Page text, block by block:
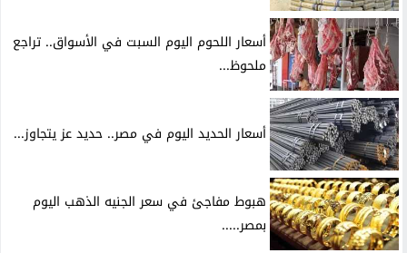
أسعار اللحوم اليوم السبت في الأسواق.. تراجع
ملحوظ...
أسعار الحديد اليوم في مصر.. حديد عز يتجاوز...
هبوط مفاجئ في سعر الجنيه الذهب اليوم
بمصر.....